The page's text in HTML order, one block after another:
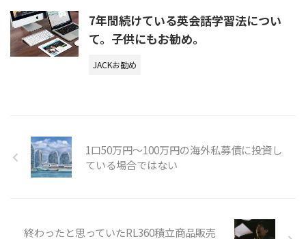
7年間続けている英会話学習法につい
て。子供にもお勧め。
JACKお勧め
1口50万円〜100万円の海外私募債に投資し
ている場合ではない
終わったと思っていたRL360積立商品販売